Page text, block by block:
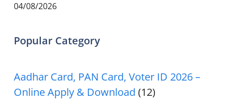
04/08/2026
Popular Category
Aadhar Card, PAN Card, Voter ID 2026 –
Online Apply & Download (12)